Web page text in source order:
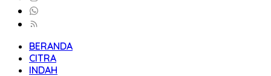
BERANDA
CITRA
INDAH